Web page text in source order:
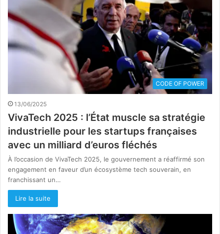
CODE OF POWER
13/06/2025
VivaTech 2025 : l’État muscle sa stratégie
industrielle pour les startups françaises
avec un milliard d’euros fléchés
À l’occasion de VivaTech 2025, le gouvernement a réaffirmé son
engagement en faveur d’un écosystème tech souverain, en
franchissant un…
Lire la suite